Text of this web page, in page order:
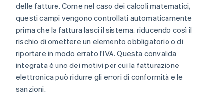
delle fatture. Come nel caso dei calcoli matematici,
questi campi vengono controllati automaticamente
prima che la fattura lasci il sistema, riducendo così il
rischio di omettere un elemento obbligatorio o di
riportare in modo errato l'IVA. Questa convalida
integrata è uno dei motivi per cui la fatturazione
elettronica può ridurre gli errori di conformità e le
sanzioni.